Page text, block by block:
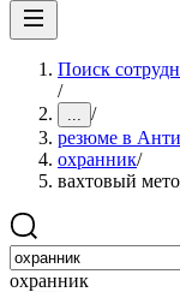
Поиск
/
... /
резюме в
охранник/
вахтовый
охранник